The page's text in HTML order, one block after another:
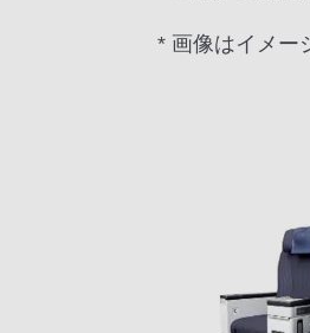
* 画像はイメー